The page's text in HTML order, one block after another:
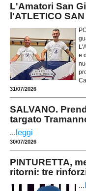
L'Amatori San
l'ATLETICO SAN
e
31/07/2026
SALVANO.
targato
... leggi
30/07/2026
PINTURETTA,
ritorni: tre
...